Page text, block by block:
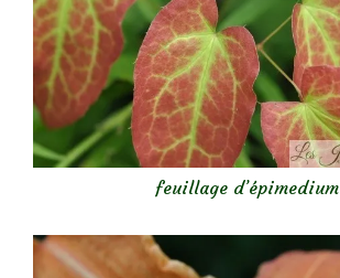
feuillage d’épimedium